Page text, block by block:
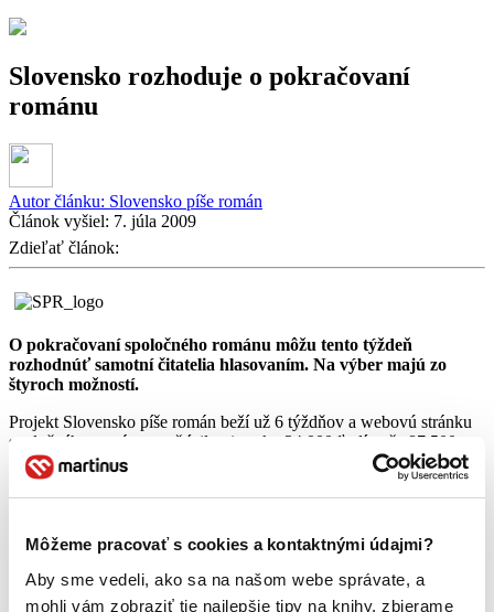
Môžeme pracovať s cookies a kontaktnými údajmi?
Aby sme vedeli, ako sa na našom webe správate, a
mohli vám zobraziť tie najlepšie tipy na knihy, zbierame
Slovensko rozhoduje o pokračovaní
románu
Autor článku: Slovensko píše román
Článok vyšiel: 7. júla 2009
Zdieľať článok:
O pokračovaní spoločného románu môžu tento týždeň
rozhodnúť samotní čitatelia hlasovaním. Na výber majú zo
štyroch možností.
Projekt Slovensko píše román beží už 6 týždňov a webovú stránku
spoločného románu navštívilo viac ako 34 000 ľudí vyše 87 500
krát. Od nádejných slovenských spisovateľov usporiadatelia
obdržali neuveriteľných 339 príspevkov. Ich počet sa počas
ostatných troch týždňov ustálil okolo tridsiatky a ako hovorí editorka
„Kvalita príspevkov stúpa a naozaj je z čoho vyberať.“
Od svojho spustenia 28. mája 2009 projekt rozprúdil obrovské
množstvo diskusií na internete. Medzi diskutujúcimi sa nájdu zarytí